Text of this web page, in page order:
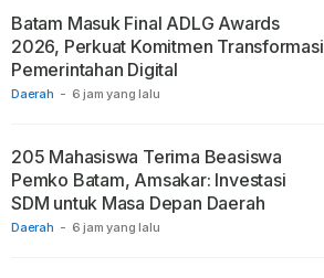
Daerah - 6 jam yang lalu
Batam Masuk Final ADLG Awards
2026, Perkuat Komitmen Transformasi
Pemerintahan Digital
Daerah - 6 jam yang lalu
205 Mahasiswa Terima Beasiswa
Pemko Batam, Amsakar: Investasi
SDM untuk Masa Depan Daerah